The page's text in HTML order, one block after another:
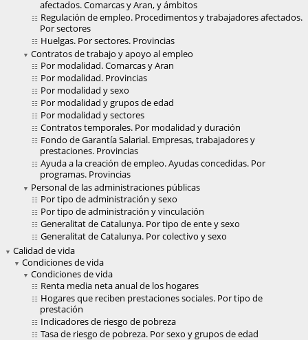
afectados. Comarcas y Aran, y ámbitos
Regulación de empleo. Procedimentos y trabajadores afectados.
Por sectores
Huelgas. Por sectores. Provincias
Contratos de trabajo y apoyo al empleo
Por modalidad. Comarcas y Aran
Por modalidad. Provincias
Por modalidad y sexo
Por modalidad y grupos de edad
Por modalidad y sectores
Contratos temporales. Por modalidad y duración
Fondo de Garantía Salarial. Empresas, trabajadores y
prestaciones. Provincias
Ayuda a la creación de empleo. Ayudas concedidas. Por
programas. Provincias
Personal de las administraciones públicas
Por tipo de administración y sexo
Por tipo de administración y vinculación
Generalitat de Catalunya. Por tipo de ente y sexo
Generalitat de Catalunya. Por colectivo y sexo
Calidad de vida
Condiciones de vida
Condiciones de vida
Renta media neta anual de los hogares
Hogares que reciben prestaciones sociales. Por tipo de
prestación
Indicadores de riesgo de pobreza
Tasa de riesgo de pobreza. Por sexo y grupos de edad